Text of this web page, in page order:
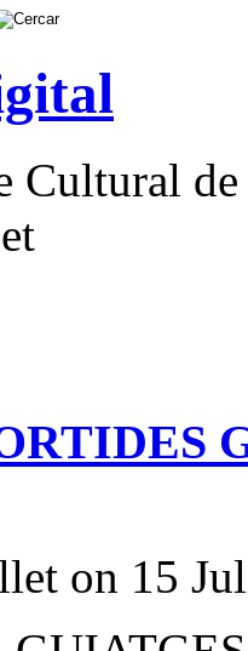
Cultural
on 15